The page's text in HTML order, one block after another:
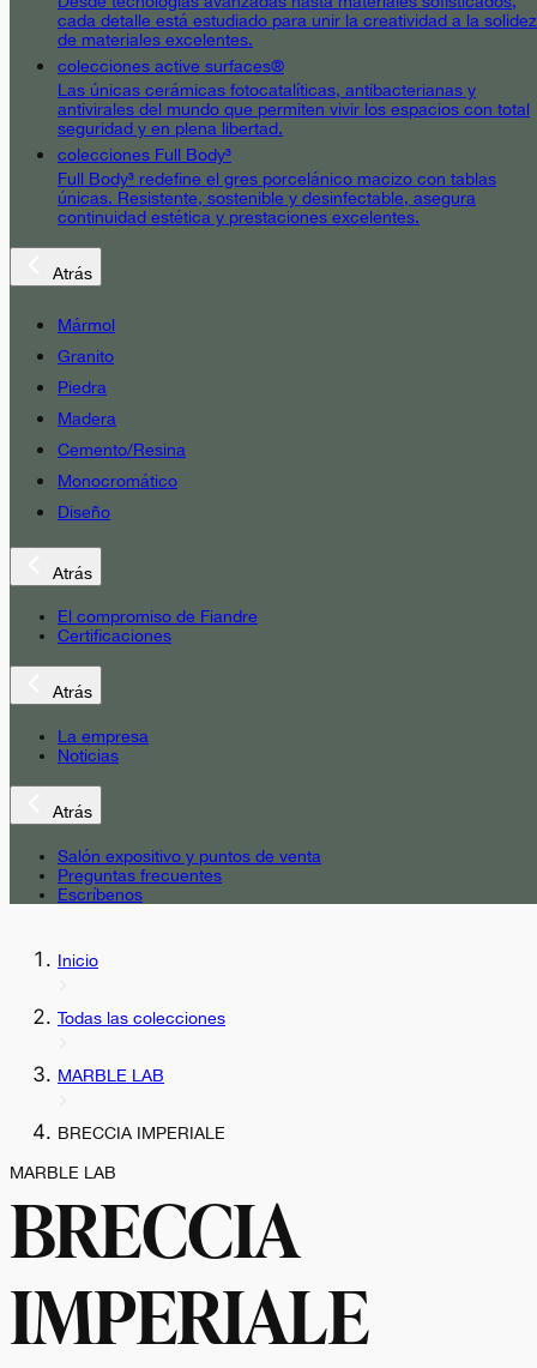
cada detalle está estudiado para unir la creatividad a la solidez
de materiales excelentes.
colecciones active surfaces®
Las únicas cerámicas fotocatalíticas, antibacterianas y
antivirales del mundo que permiten vivir los espacios con total
seguridad y en plena libertad.
colecciones Full Body³
Full Body³ redefine el gres porcelánico macizo con tablas
únicas. Resistente, sostenible y desinfectable, asegura
continuidad estética y prestaciones excelentes.
Atrás
Mármol
Granito
Piedra
Madera
Cemento/Resina
Monocromático
Diseño
Atrás
El compromiso de Fiandre
Certificaciones
Atrás
La empresa
Noticias
Atrás
Salón expositivo y puntos de venta
Preguntas frecuentes
Escríbenos
Inicio
Todas las colecciones
MARBLE LAB
BRECCIA IMPERIALE
MARBLE LAB
BRECCIA
IMPERIALE